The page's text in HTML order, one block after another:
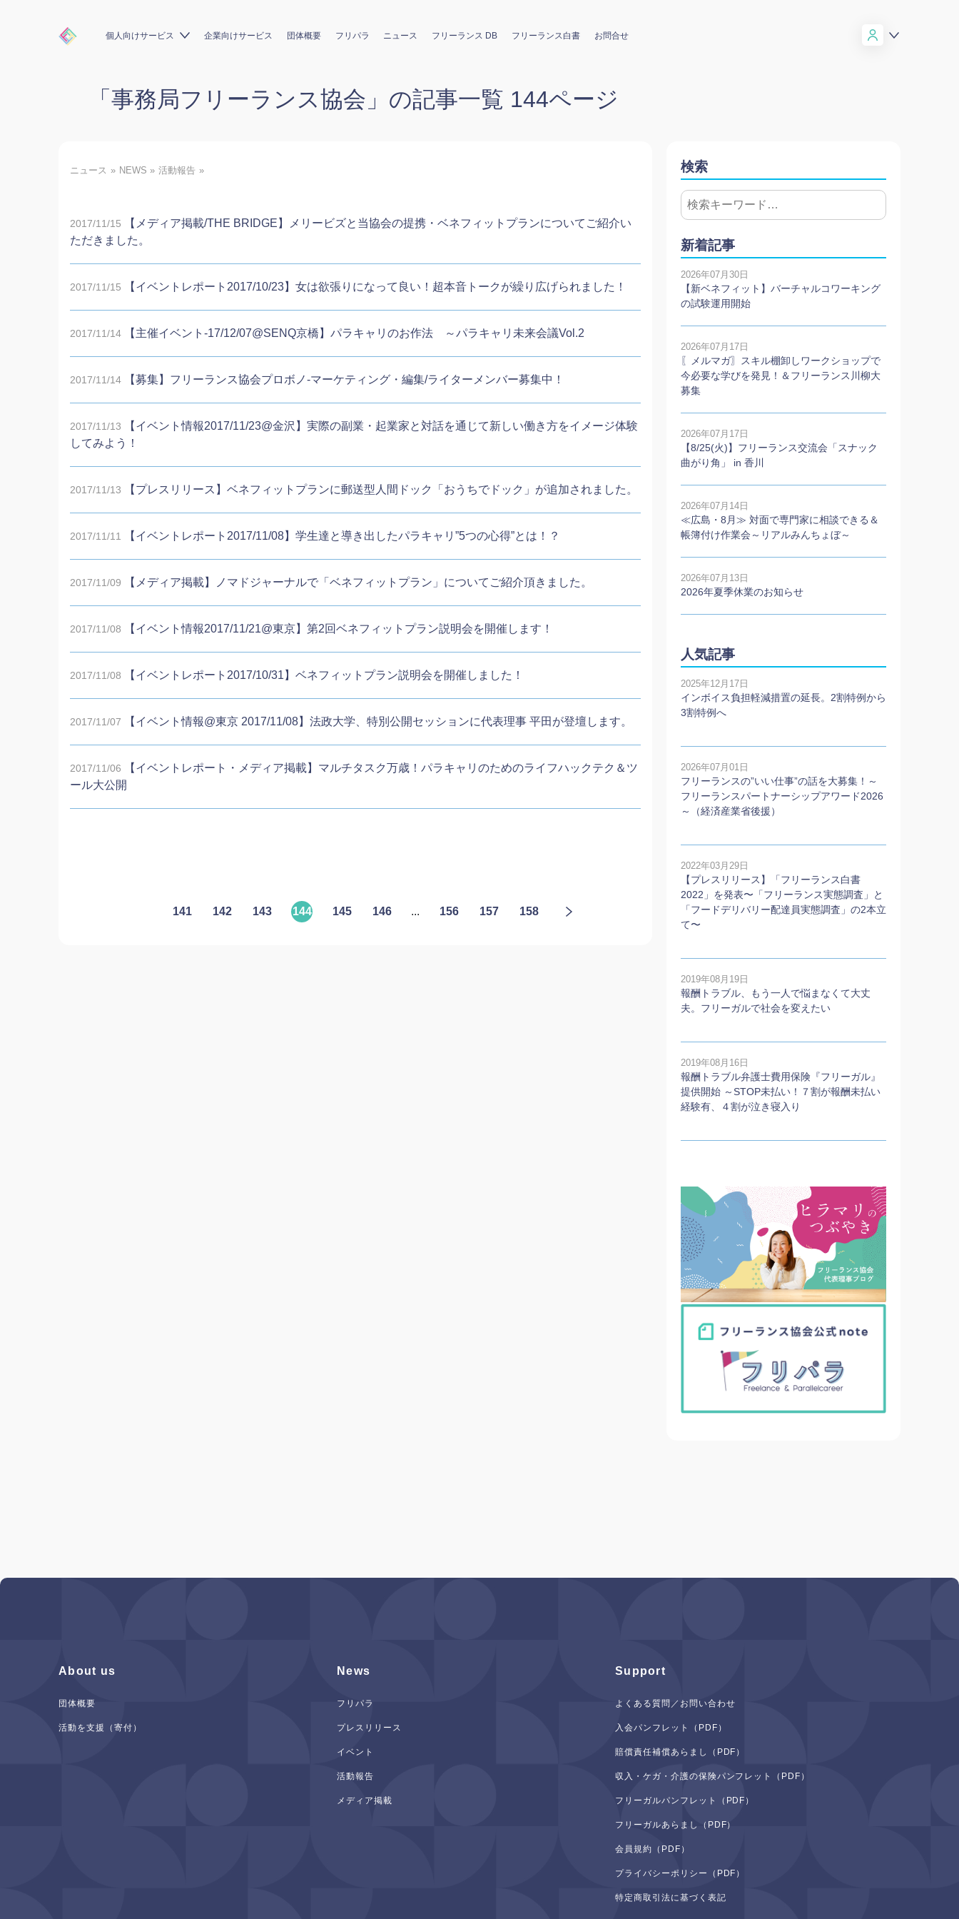
個人向けサービス 企業向けサービス 団体概要 フリパラ ニュース フリーランス DB フリーランス白書 お問合せ
「 事務局フリーランス協会 」の記事一覧 144ページ
ニュース NEWS 活動報告
2017/11/15
【メディア掲載/THE BRIDGE】メリービズと当協会の提携・ベネフィットプランについてご紹介い
ただきました。
2017/11/15 【イベントレポート2017/10/23】女は欲張りになって良い！超本音トークが繰り広げられました！
2017/11/14 【主催イベント-17/12/07@SENQ京橋】パラキャリのお作法 ～パラキャリ未来会議Vol.2
2017/11/14 【募集】フリーランス協会プロボノ-マーケティング・編集/ライターメンバー募集中！
2017/11/13
【イベント情報2017/11/23@金沢】実際の副業・起業家と対話を通じて新しい働き方をイメージ体験
してみよう！
2017/11/13 【プレスリリース】ベネフィットプランに郵送型人間ドック「おうちでドック」が追加されました。
2017/11/11 【イベントレポート2017/11/08】学生達と導き出したパラキャリ”5つの心得”とは！？
2017/11/09 【メディア掲載】ノマドジャーナルで「ベネフィットプラン」についてご紹介頂きました。
2017/11/08 【イベント情報2017/11/21@東京】第2回ベネフィットプラン説明会を開催します！
2017/11/08 【イベントレポート2017/10/31】ベネフィットプラン説明会を開催しました！
2017/11/07 【イベント情報@東京 2017/11/08】法政大学、特別公開セッションに代表理事 平田が登壇します。
2017/11/06
【イベントレポート・メディア掲載】マルチタスク万歳！パラキャリのためのライフハックテク＆ツ
ール大公開
141 142 143 144 145 146 ... 156 157 158
検索
新着記事
2026年07月30日
【新ベネフィット】バーチャルコワーキング
の試験運用開始
2026年07月17日
〖メルマガ〗スキル棚卸しワークショップで
今必要な学びを発見！＆フリーランス川柳大
募集
2026年07月17日
【8/25(火)】フリーランス交流会「スナック
曲がり角」 in 香川
2026年07月14日
≪広島・8月≫ 対面で専門家に相談できる＆
帳簿付け作業会～リアルみんちょぼ～
2026年07月13日
2026年夏季休業のお知らせ
人気記事
2025年12月17日
インボイス負担軽減措置の延長。2割特例から
3割特例へ
2026年07月01日
フリーランスの”いい仕事”の話を大募集！～
フリーランスパートナーシップアワード2026
～（経済産業省後援）
2022年03月29日
【プレスリリース】「フリーランス白書
2022」を発表〜「フリーランス実態調査」と
「フードデリバリー配達員実態調査」の2本⽴
て〜
2019年08月19日
報酬トラブル、もう一人で悩まなくて大丈
夫。フリーガルで社会を変えたい
2019年08月16日
報酬トラブル弁護士費用保険『フリーガル』
提供開始 ～STOP未払い！７割が報酬未払い
経験有、４割が泣き寝入り
About us
団体概要
活動を支援（寄付）
News
フリパラ
プレスリリース
イベント
活動報告
メディア掲載
Support
よくある質問／お問い合わせ
入会パンフレット（PDF）
賠償責任補償あらまし（PDF）
収入・ケガ・介護の保険パンフレット（PDF）
フリーガルパンフレット（PDF）
フリーガルあらまし（PDF）
会員規約（PDF）
プライバシーポリシー（PDF）
特定商取引法に基づく表記